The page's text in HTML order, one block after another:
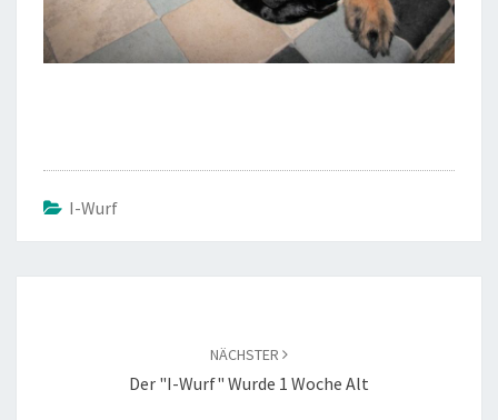
I-Wurf
NÄCHSTER
Der "I-Wurf" Wurde 1 Woche Alt